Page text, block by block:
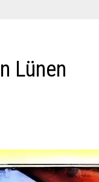
Lünen